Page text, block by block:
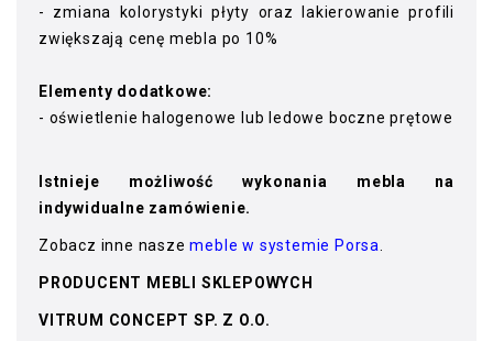
- zmiana kolorystyki płyty oraz lakierowanie profili
zwiększają cenę mebla po 10%
Elementy dodatkowe:
- oświetlenie halogenowe lub ledowe boczne prętowe
Istnieje możliwość wykonania mebla na
indywidualne zamówienie.
Zobacz inne naszemeble w systemie Porsa
PRODUCENT MEBLI SKLEPOWYCH
VITRUM CONCEPT SP. Z O.O.